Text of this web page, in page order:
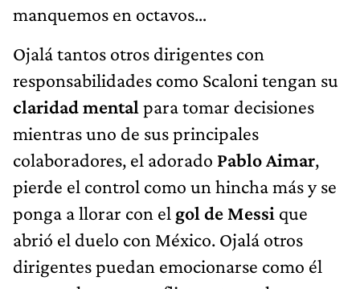
manquemos en octavos…
Ojalá tantos otros dirigentes con
responsabilidades como Scaloni tengan su
claridad mental para tomar decisiones
mientras uno de sus principales
colaboradores, el adorado Pablo Aimar,
pierde el control como un hincha más y se
ponga a llorar con el gol de Messi que
abrió el duelo con México. Ojalá otros
dirigentes puedan emocionarse como él